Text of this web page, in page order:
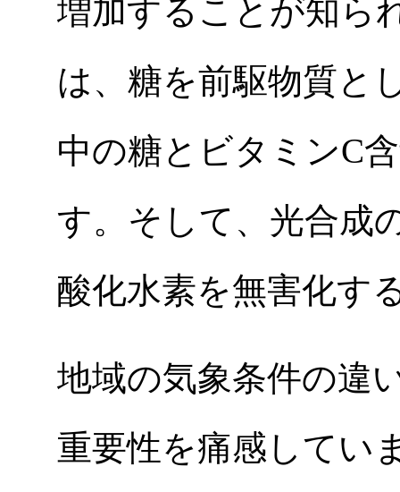
増加することが知ら
は、糖を前駆物質と
中の糖とビタミンC
す。そして、光合成
酸化水素を無害化す
地域の気象条件の違
重要性を痛感してい